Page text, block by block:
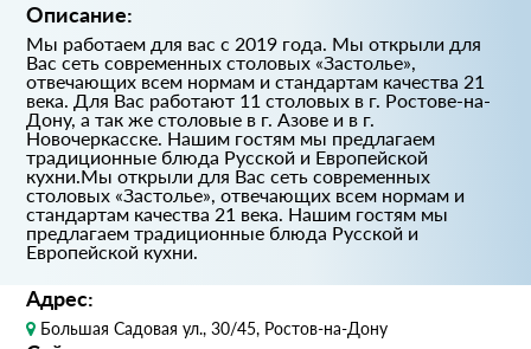
Описание:
Мы работаем для вас с 2019 года. Мы открыли для
Вас сеть современных столовых «Застолье»,
отвечающих всем нормам и стандартам качества 21
века. Для Вас работают 11 столовых в г. Ростове-на-
Дону, а так же столовые в г. Азове и в г.
Новочеркасске. Нашим гостям мы предлагаем
традиционные блюда Русской и Европейской
кухни.Мы открыли для Вас сеть современных
столовых «Застолье», отвечающих всем нормам и
стандартам качества 21 века. Нашим гостям мы
предлагаем традиционные блюда Русской и
Европейской кухни.
Адрес:
Большая Садовая ул., 30/45, Ростов-на-Дону